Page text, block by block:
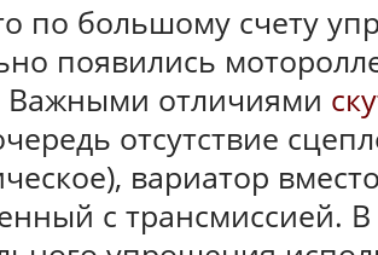
по большому счету
появились
Важными отличиями
отсутствие
вариатор
с трансмиссией.